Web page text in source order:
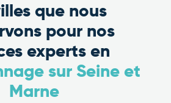
que nous
pour nos
experts en
sur Seine et
Marne